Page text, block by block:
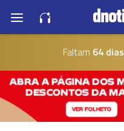
Faltam 64 dias